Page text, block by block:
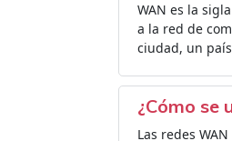
WAN es la
a la red de
ciudad, un
¿Cómo se
Las redes